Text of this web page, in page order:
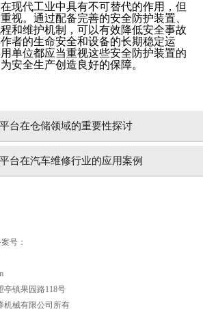
现代工业中具有不可替代的作用，但
视。通过配备完善的安全防护装置、
和维护机制，可以有效降低安全事故
者的生命安全和设备的长期稳定运
单位都应当重视这些安全防护装置的
安全生产创造良好的保障。
台在仓储领域的重要性探讨
台在汽车维修行业的应用案例
号：
亭镇果园路118号
机械有限公司所有